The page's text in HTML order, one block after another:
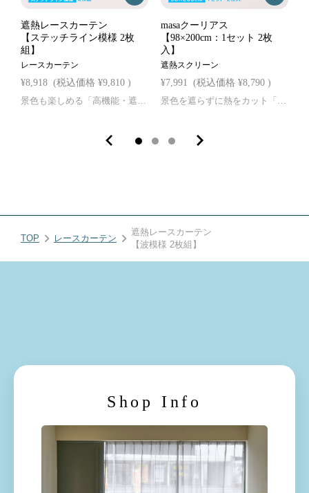
遮熱レースカーテン
【ステッチライン模様 2枚
組】
レースカーテン
¥8,918 (税込価格 ¥9,810 )
masaクーリアス
【98×200cm：1セット 2枚
入】
遮熱スクリーン
¥7,991 (税込価格 ¥8,790 )
TOP レースカーテン
遮熱レースカーテン
【波模様 2枚組】
Shop Info